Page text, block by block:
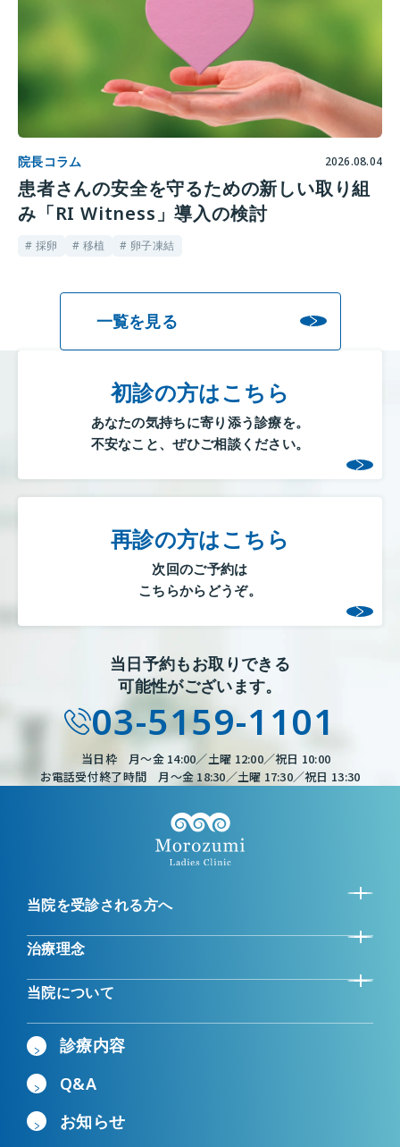
院長コラム 2026.08.04
患者さんの安全を守るための新しい取り組
み「RI Witness」導入の検討
# 採卵 # 移植 # 卵子凍結
一覧を見る
初診の方はこちら
あなたの気持ちに寄り添う診療を。
不安なこと、ぜひご相談ください。
再診の方はこちら
次回のご予約は
こちらからどうぞ。
当日予約もお取りできる
可能性がございます。
03-5159-1101
当日枠 月～金 14:00／土曜 12:00／祝日 10:00
お電話受付終了時間 月～金 18:30／土曜 17:30／祝日 13:30
当院を受診される方へ
治療理念
当院について
診療内容
Q&A
お知らせ